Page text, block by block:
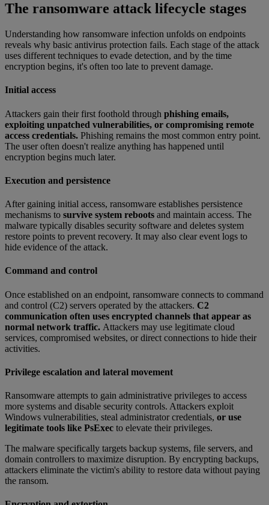
The ransomware attack lifecycle stages
Understanding how ransomware infection unfolds on endpoints
reveals why basic antivirus protection fails. Each stage of the attack
uses different techniques to evade detection, and by the time
encryption begins, it's often too late to prevent damage.
Initial access
Attackers gain their first foothold through phishing emails,
exploiting unpatched vulnerabilities, or compromising remote
access credentials. Phishing remains the most common entry point.
The user often doesn't realize anything has happened until
encryption begins much later.
Execution and persistence
After gaining initial access, ransomware establishes persistence
mechanisms to survive system reboots and maintain access. The
malware typically disables security software and deletes system
restore points to prevent recovery. It may also clear event logs to
hide evidence of the attack.
Command and control
Once established on an endpoint, ransomware connects to command
and control (C2) servers operated by the attackers. C2
communication often uses encrypted channels that appear as
normal network traffic. Attackers may use legitimate cloud
services, compromised websites, or direct connections to hide their
activities.
Privilege escalation and lateral movement
Ransomware attempts to gain administrative privileges to access
more systems and disable security controls. Attackers exploit
Windows vulnerabilities, steal administrator credentials, or use
legitimate tools like PsExec to elevate their privileges.
The malware specifically targets backup systems, file servers, and
domain controllers to maximize disruption. By encrypting backups,
attackers eliminate the victim's ability to restore data without paying
the ransom.